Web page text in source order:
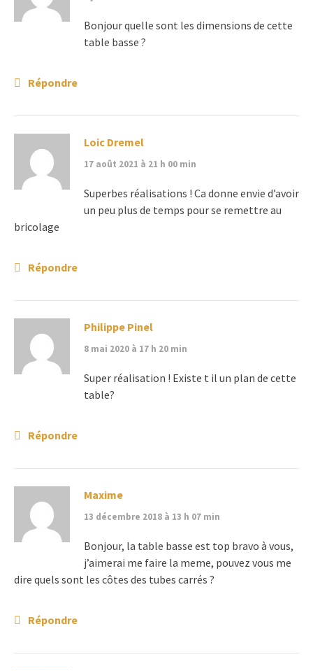
Bonjour quelle sont les dimensions de cette
table basse ?
Répondre
Loic Dremel
17 août 2021 à 21 h 00 min
Superbes réalisations ! Ca donne envie d’avoir
un peu plus de temps pour se remettre au
bricolage
Répondre
Philippe Pinel
8 mai 2020 à 17 h 20 min
Super réalisation ! Existe t il un plan de cette
table?
Répondre
Maxime
13 décembre 2018 à 13 h 07 min
Bonjour, la table basse est top bravo à vous,
j’aimerai me faire la meme, pouvez vous me
dire quels sont les côtes des tubes carrés ?
Répondre